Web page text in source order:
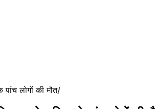
पांच लोगों की मौत